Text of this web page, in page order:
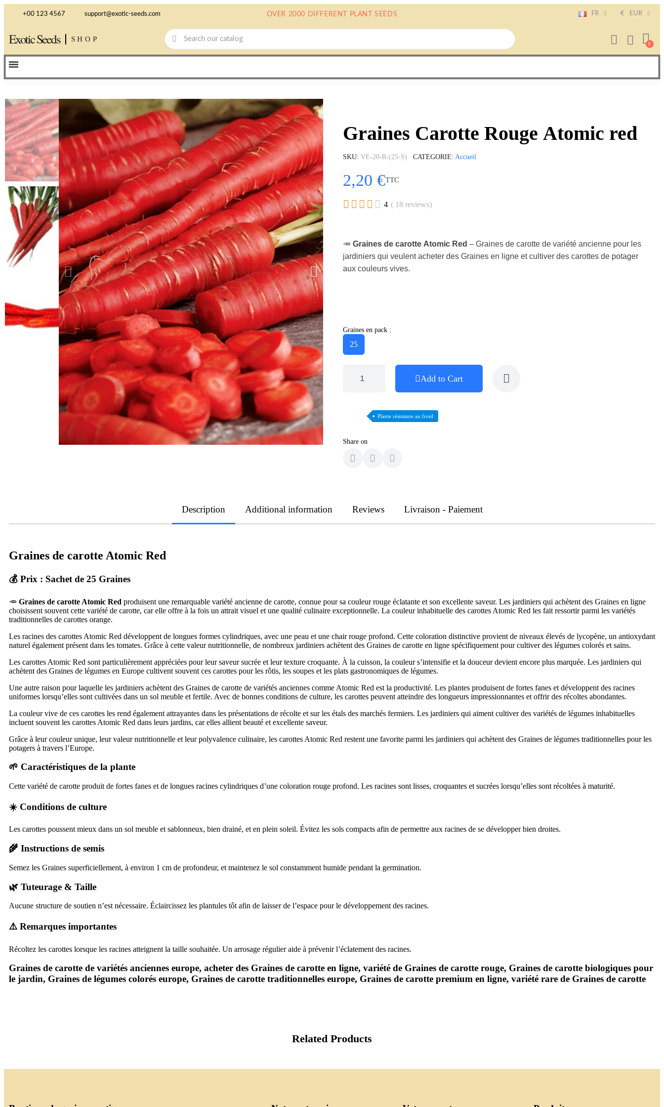
+00 123 4567 support@exotic-seeds.com OVER 2000 DIFFERENT PLANT SEEDS FR € EUR
Exotic Seeds SHOP
Graines Carotte Rouge Atomic red
SKU VE-20-R-(25-S) CATÉGORIE Accueil
2,20 €TTC
     4 ( 18 reviews)
🥕 Graines de carotte Atomic Red – Graines de carotte de variété ancienne pour les
jardiniers qui veulent acheter des Graines en ligne et cultiver des carottes de potager
aux couleurs vives.
Graines en pack :
25
Add to Cart
Plante résistante au froid
Share on
Description Additional information Reviews Livraison - Paiement
Graines de carotte Atomic Red
💰 Prix : Sachet de 25 Graines
🥕 Graines de carotte Atomic Red produisent une remarquable variété ancienne de carotte, connue pour sa couleur rouge éclatante et son excellente saveur. Les jardiniers qui achètent des Graines en ligne
choisissent souvent cette variété de carotte, car elle offre à la fois un attrait visuel et une qualité culinaire exceptionnelle. La couleur inhabituelle des carottes Atomic Red les fait ressortir parmi les variétés
traditionnelles de carottes orange.
Les racines des carottes Atomic Red développent de longues formes cylindriques, avec une peau et une chair rouge profond. Cette coloration distinctive provient de niveaux élevés de lycopène, un antioxydant
naturel également présent dans les tomates. Grâce à cette valeur nutritionnelle, de nombreux jardiniers achètent des Graines de carotte en ligne spécifiquement pour cultiver des légumes colorés et sains.
Les carottes Atomic Red sont particulièrement appréciées pour leur saveur sucrée et leur texture croquante. À la cuisson, la couleur s’intensifie et la douceur devient encore plus marquée. Les jardiniers qui
achètent des Graines de légumes en Europe cultivent souvent ces carottes pour les rôtis, les soupes et les plats gastronomiques de légumes.
Une autre raison pour laquelle les jardiniers achètent des Graines de carotte de variétés anciennes comme Atomic Red est la productivité. Les plantes produisent de fortes fanes et développent des racines
uniformes lorsqu’elles sont cultivées dans un sol meuble et fertile. Avec de bonnes conditions de culture, les carottes peuvent atteindre des longueurs impressionnantes et offrir des récoltes abondantes.
La couleur vive de ces carottes les rend également attrayantes dans les présentations de récolte et sur les étals des marchés fermiers. Les jardiniers qui aiment cultiver des variétés de légumes inhabituelles
incluent souvent les carottes Atomic Red dans leurs jardins, car elles allient beauté et excellente saveur.
Grâce à leur couleur unique, leur valeur nutritionnelle et leur polyvalence culinaire, les carottes Atomic Red restent une favorite parmi les jardiniers qui achètent des Graines de légumes traditionnelles pour les
potagers à travers l’Europe.
🌱 Caractéristiques de la plante
Cette variété de carotte produit de fortes fanes et de longues racines cylindriques d’une coloration rouge profond. Les racines sont lisses, croquantes et sucrées lorsqu’elles sont récoltées à maturité.
☀️ Conditions de culture
Les carottes poussent mieux dans un sol meuble et sablonneux, bien drainé, et en plein soleil. Évitez les sols compacts afin de permettre aux racines de se développer bien droites.
🌾 Instructions de semis
Semez les Graines superficiellement, à environ 1 cm de profondeur, et maintenez le sol constamment humide pendant la germination.
🌿 Tuteurage & Taille
Aucune structure de soutien n’est nécessaire. Éclaircissez les plantules tôt afin de laisser de l’espace pour le développement des racines.
⚠️ Remarques importantes
Récoltez les carottes lorsque les racines atteignent la taille souhaitée. Un arrosage régulier aide à prévenir l’éclatement des racines.
Graines de carotte de variétés anciennes europe, acheter des Graines de carotte en ligne, variété de Graines de carotte rouge, Graines de carotte biologiques pour
le jardin, Graines de légumes colorés europe, Graines de carotte traditionnelles europe, Graines de carotte premium en ligne, variété rare de Graines de carotte
Related Products